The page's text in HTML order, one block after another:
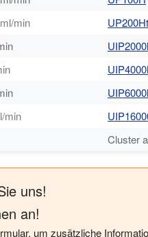
min UP200Ht
min
Cluster
uns!
an!
um zusätzliche